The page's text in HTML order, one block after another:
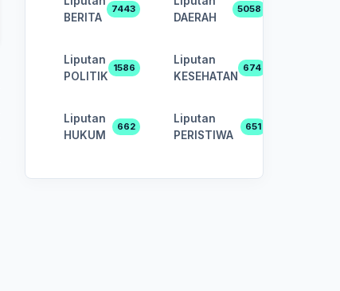
BERITA
7443
DAERAH
5058
Liputan
POLITIK
1586
Liputan
KESEHATAN
674
Liputan
HUKUM
662
Liputan
PERISTIWA
651